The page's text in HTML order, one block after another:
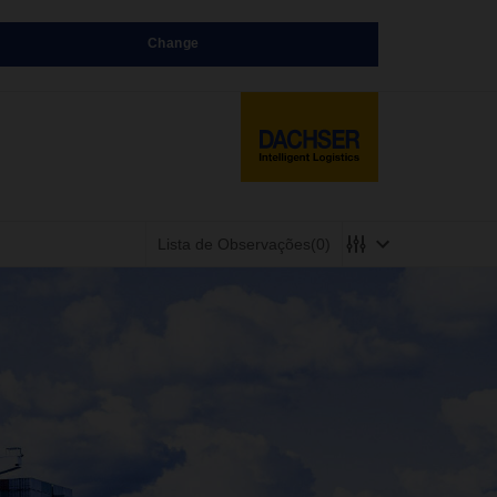
Change
Lista de Observações (0)